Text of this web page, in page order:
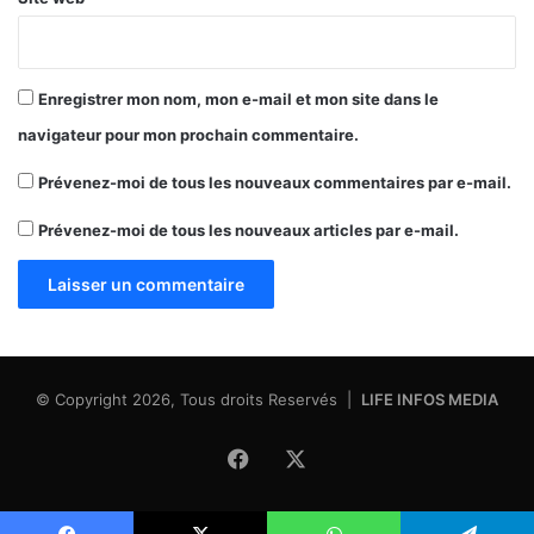
Enregistrer mon nom, mon e-mail et mon site dans le
navigateur pour mon prochain commentaire.
Prévenez-moi de tous les nouveaux commentaires par e-mail.
Prévenez-moi de tous les nouveaux articles par e-mail.
© Copyright 2026, Tous droits Reservés | LIFE INFOS MEDIA
Facebook